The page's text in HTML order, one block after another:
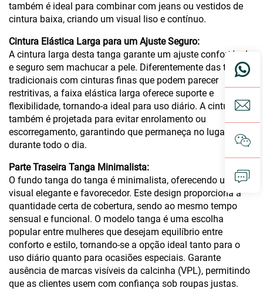
também é ideal para combinar com jeans ou vestidos de
cintura baixa, criando um visual liso e contínuo.
Cintura Elástica Larga para um Ajuste Seguro:
A cintura larga desta tanga garante um ajuste confortável
e seguro sem machucar a pele. Diferentemente das tangas
tradicionais com cinturas finas que podem parecer
restritivas, a faixa elástica larga oferece suporte e
flexibilidade, tornando-a ideal para uso diário. A cintura
também é projetada para evitar enrolamento ou
escorregamento, garantindo que permaneça no lugar
durante todo o dia.
Parte Traseira Tanga Minimalista:
O fundo tanga do tanga é minimalista, oferecendo um
visual elegante e favorecedor. Este design proporciona a
quantidade certa de cobertura, sendo ao mesmo tempo
sensual e funcional. O modelo tanga é uma escolha
popular entre mulheres que desejam equilíbrio entre
conforto e estilo, tornando-se a opção ideal tanto para o
uso diário quanto para ocasiões especiais. Garante
ausência de marcas visíveis da calcinha (VPL), permitindo
que as clientes usem com confiança sob roupas justas.